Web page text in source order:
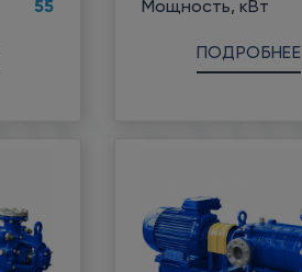
55
Мощность, кВт
ПОДРОБНЕЕ